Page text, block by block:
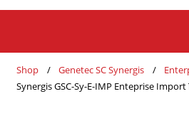
Shop Genetec SC Synergis
Synergis GSC-Sy-E-IMP Enteprise